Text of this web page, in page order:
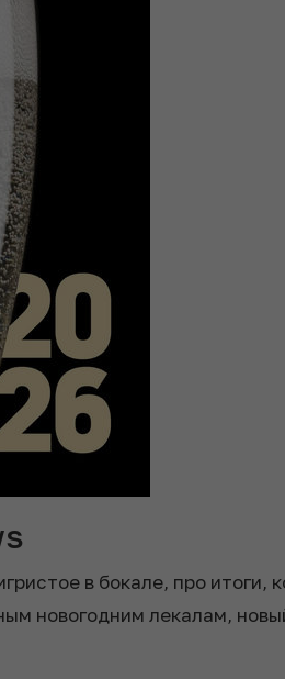
в бокале, про
новогодним лекалам,